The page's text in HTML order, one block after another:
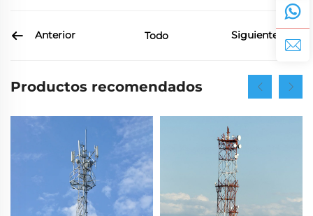
Anterior Todo Siguiente
Productos recomendados